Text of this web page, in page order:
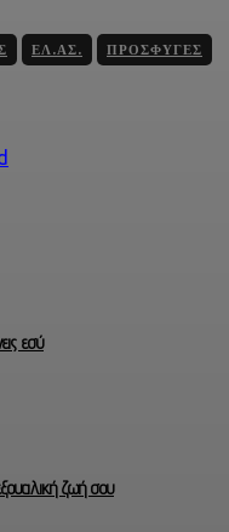
ΕΛ.ΑΣ. ΠΡΌΣΦΥΓΕΣ
εσύ
ζωή σου